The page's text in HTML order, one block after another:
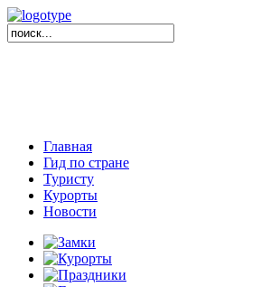
Главная
Гид по стране
Туристу
Курорты
Новости